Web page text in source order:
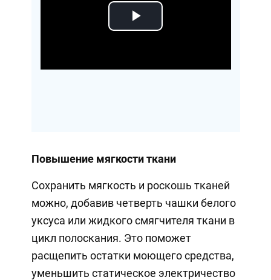
Play
Повышение мягкости ткани
Сохранить мягкость и роскошь тканей
можно, добавив четверть чашки белого
уксуса или жидкого смягчителя ткани в
цикл полоскания. Это поможет
расщепить остатки моющего средства,
уменьшить статическое электричество